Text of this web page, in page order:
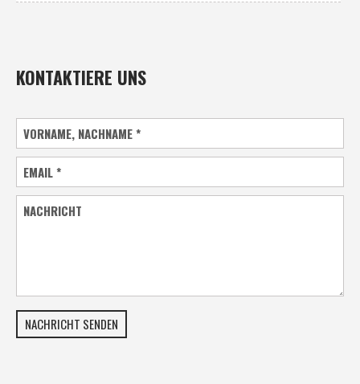
KONTAKTIERE UNS
VORNAME, NACHNAME*
EMAIL*
NACHRICHT
NACHRICHT SENDEN